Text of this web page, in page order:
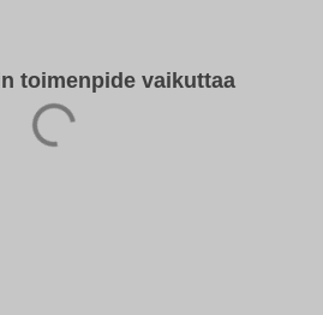
toimenpide vaikuttaa